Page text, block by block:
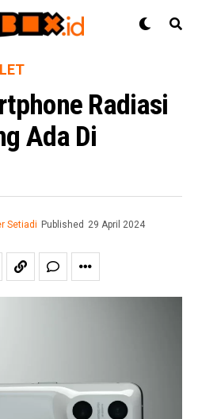
Radiasi
Ada Di
Setiadi Published 29 April 2024